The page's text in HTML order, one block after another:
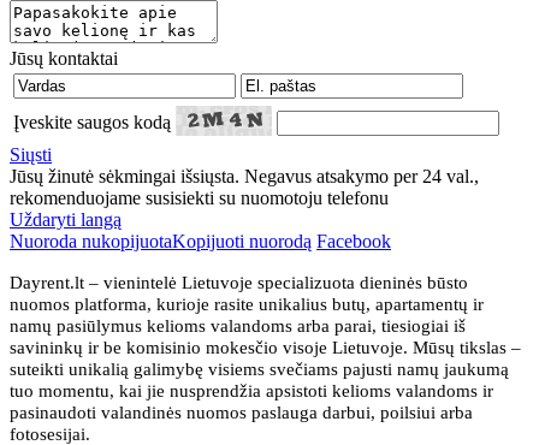
Jūsų kontaktai
Įveskite saugos kodą
Siųsti
Jūsų žinutė sėkmingai išsiųsta. Negavus atsakymo per 24 val.,
rekomenduojame susisiekti su nuomotoju telefonu
Uždaryti langą
Nuoroda nukopijuotaKopijuoti nuorodą Facebook
Dayrent.lt – vienintelė Lietuvoje specializuota dieninės būsto
nuomos platforma, kurioje rasite unikalius butų, apartamentų ir
namų pasiūlymus kelioms valandoms arba parai, tiesiogiai iš
savininkų ir be komisinio mokesčio visoje Lietuvoje. Mūsų tikslas –
suteikti unikalią galimybę visiems svečiams pajusti namų jaukumą
tuo momentu, kai jie nusprendžia apsistoti kelioms valandoms ir
pasinaudoti valandinės nuomos paslauga darbui, poilsiui arba
fotosesijai.